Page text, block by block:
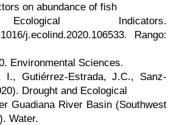
on abundance of fish
Indicators.
j.ecolind.2020.106533. Rango:
Environmental Sciences.
I., Gutiérrez-Estrada, J.C., Sanz-
Drought and Ecological
Guadiana River Basin (Southwest
Water.